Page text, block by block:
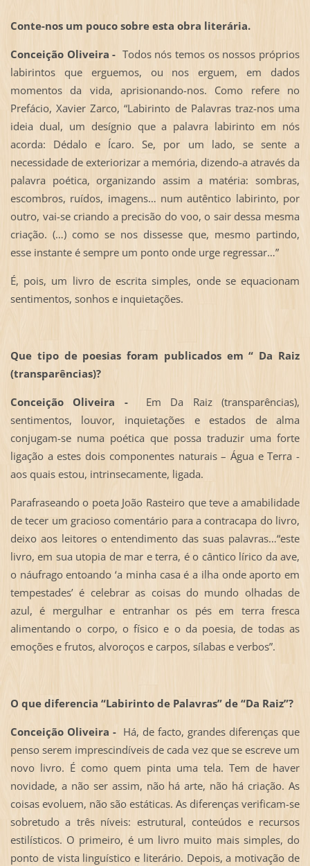
Conte-nos um pouco sobre esta obra literária.
Conceição Oliveira - Todos nós temos os nossos próprios
labirintos que erguemos, ou nos erguem, em dados
momentos da vida, aprisionando-nos. Como refere no
Prefácio, Xavier Zarco, “Labirinto de Palavras traz-nos uma
ideia dual, um desígnio que a palavra labirinto em nós
acorda: Dédalo e Ícaro. Se, por um lado, se sente a
necessidade de exteriorizar a memória, dizendo-a através da
palavra poética, organizando assim a matéria: sombras,
escombros, ruídos, imagens… num autêntico labirinto, por
outro, vai-se criando a precisão do voo, o sair dessa mesma
criação. (…) como se nos dissesse que, mesmo partindo,
esse instante é sempre um ponto onde urge regressar…”
É, pois, um livro de escrita simples, onde se equacionam
sentimentos, sonhos e inquietações.
Que tipo de poesias foram publicados em “ Da Raiz
(transparências)?
Conceição Oliveira -Em Da Raiz (transparências),
sentimentos, louvor, inquietações e estados de alma
conjugam-se numa poética que possa traduzir uma forte
ligação a estes dois componentes naturais – Água e Terra -
aos quais estou, intrinsecamente, ligada.
Parafraseando o poeta João Rasteiro que teve a amabilidade
de tecer um gracioso comentário para a contracapa do livro,
deixo aos leitores o entendimento das suas palavras…“este
livro, em sua utopia de mar e terra, é o cântico lírico da ave,
o náufrago entoando ‘a minha casa é a ilha onde aporto em
tempestades’ é celebrar as coisas do mundo olhadas de
azul, é mergulhar e entranhar os pés em terra fresca
alimentando o corpo, o físico e o da poesia, de todas as
emoções e frutos, alvoroços e carpos, sílabas e verbos”.
O que diferencia “Labirinto de Palavras” de “Da Raiz”?
Conceição Oliveira - Há, de facto, grandes diferenças que
penso serem imprescindíveis de cada vez que se escreve um
novo livro. É como quem pinta uma tela. Tem de haver
novidade, a não ser assim, não há arte, não há criação. As
coisas evoluem, não são estáticas. As diferenças verificam-se
sobretudo a três níveis: estrutural, conteúdos e recursos
estilísticos. O primeiro, é um livro muito mais simples, do
ponto de vista linguístico e literário. Depois, a motivação de